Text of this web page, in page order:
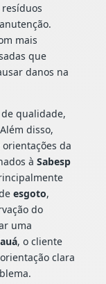
mais
que
danos na
qualidade,
disso,
da
à Sabesp
esgoto,
do
uma
, o cliente
clara